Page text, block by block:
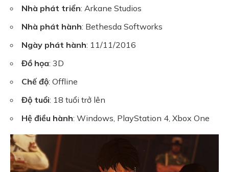
Nhà phát triển: Arkane Studios
Nhà phát hành: Bethesda Softworks
Ngày phát hành: 11/11/2016
Đồ họa: 3D
Chế độ: Offline
Độ tuổi: 18 tuổi trở lên
Hệ điều hành: Windows, PlayStation 4, Xbox One